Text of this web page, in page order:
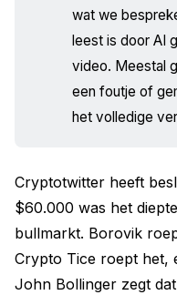
wat we
leest is door AI
video. Meestal
een foutje of
het volledige
Cryptotwitter heeft
$60.000 was het
bullmarkt. Borovik
Crypto Tice roept het,
John Bollinger zegt